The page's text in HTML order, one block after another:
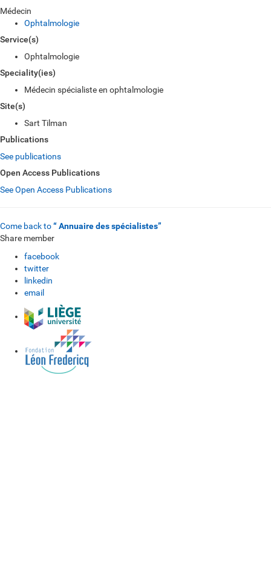
Médecin
Ophtalmologie
Service(s)
Ophtalmologie
Speciality(ies)
Médecin spécialiste en ophtalmologie
Site(s)
Sart Tilman
Publications
See publications
Open Access Publications
See Open Access Publications
Come back to“ Annuaire des spécialistes”
Share member
facebook
twitter
linkedin
email